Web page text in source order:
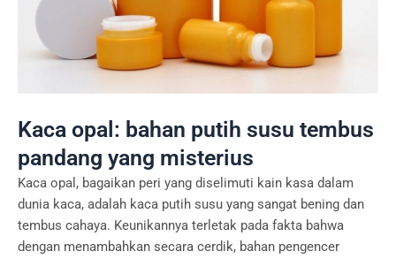
Kaca opal: bahan putih susu tembus
pandang yang misterius
Kaca opal, bagaikan peri yang diselimuti kain kasa dalam
dunia kaca, adalah kaca putih susu yang sangat bening dan
tembus cahaya. Keunikannya terletak pada fakta bahwa
dengan menambahkan secara cerdik, bahan pengencer